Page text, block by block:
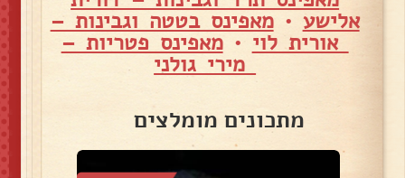
אלישע •מאפינס בטטה וגבינות –
אורית לוי •מאפינס פטריות –
מירי גולני
מתכונים מומלצים